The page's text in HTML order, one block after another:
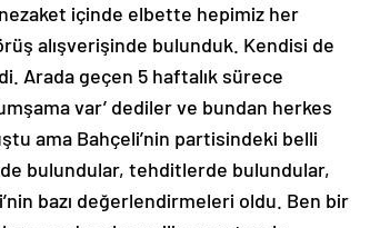
içinde elbette hepimiz her
alışverişinde bulunduk. Kendisi de
Arada geçen 5 haftalık sürece
var’ dediler ve bundan herkes
ama Bahçeli’nin partisindeki belli
bulundular, tehditlerde bulundular,
bazı değerlendirmeleri oldu. Ben bir